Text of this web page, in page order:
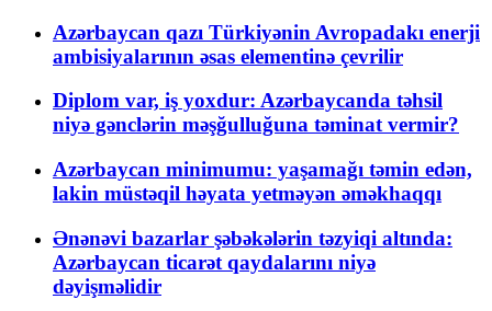
Azərbaycan qazı Türkiyənin Avropadakı enerji
ambisiyalarının əsas elementinə çevrilir
Diplom var, iş yoxdur: Azərbaycanda təhsil
niyə gənclərin məşğulluğuna təminat vermir?
Azərbaycan minimumu: yaşamağı təmin edən,
lakin müstəqil həyata yetməyən əməkhaqqı
Ənənəvi bazarlar şəbəkələrin təzyiqi altında:
Azərbaycan ticarət qaydalarını niyə
dəyişməlidir